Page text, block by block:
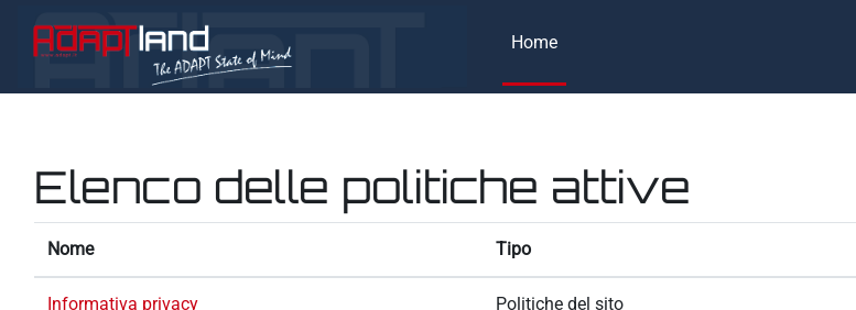
Home
Elenco delle politiche attive
Nome Tipo
Informativa privacy Politiche del sito